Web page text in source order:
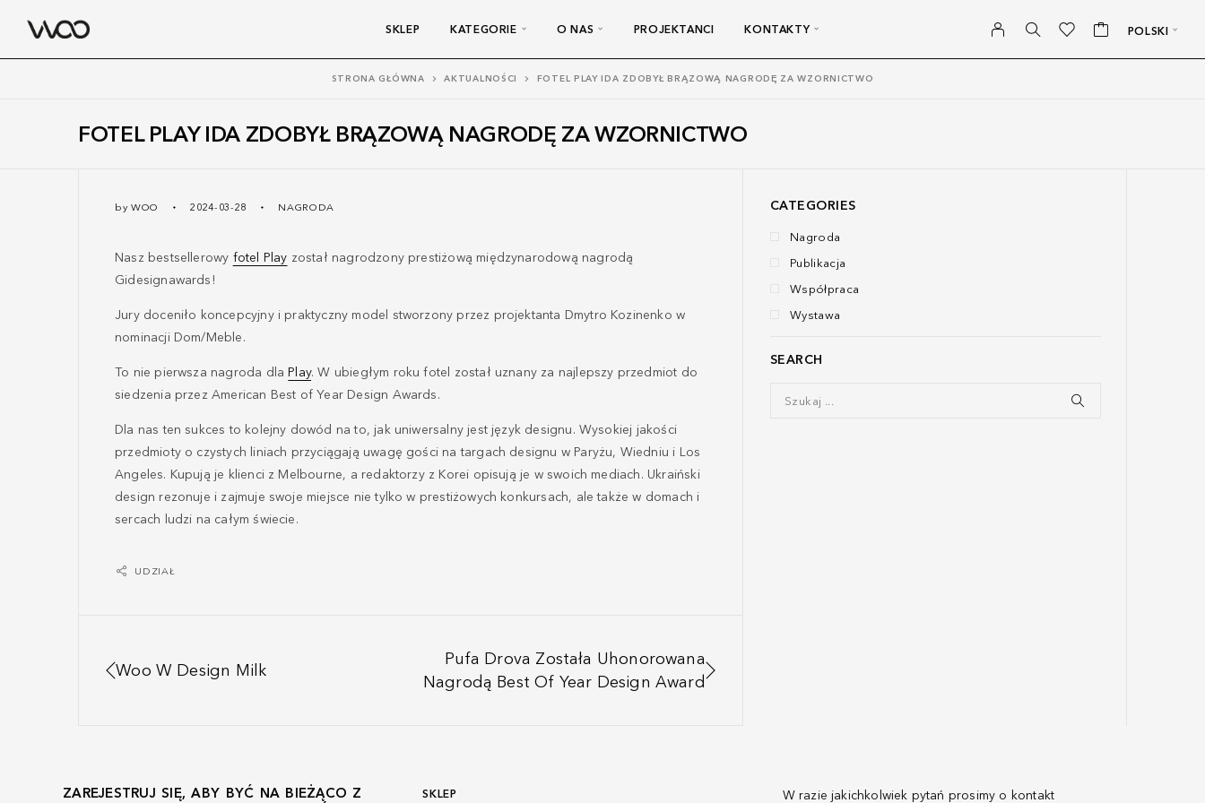
SKLEP KATEGORIE O NAS PROJEKTANCI KONTAKTY POLSKI
STRONA GŁÓWNA AKTUALNOŚCI FOTEL PLAY IDA ZDOBYŁ BRĄZOWĄ NAGRODĘ ZA WZORNICTWO
FOTEL PLAY IDA ZDOBYŁ BRĄZOWĄ NAGRODĘ ZA WZORNICTWO
by WOO 2024-03-28 NAGRODA
Nasz bestsellerowy fotel Play został nagrodzony prestiżową międzynarodową nagrodą
Gidesignawards!
Jury doceniło koncepcyjny i praktyczny model stworzony przez projektanta Dmytro Kozinenko w
nominacji Dom/Meble.
To nie pierwsza nagroda dla Play. W ubiegłym roku fotel został uznany za najlepszy przedmiot do
siedzenia przez American Best of Year Design Awards.
Dla nas ten sukces to kolejny dowód na to, jak uniwersalny jest język designu. Wysokiej jakości
przedmioty o czystych liniach przyciągają uwagę gości na targach designu w Paryżu, Wiedniu i Los
Angeles. Kupują je klienci z Melbourne, a redaktorzy z Korei opisują je w swoich mediach. Ukraiński
design rezonuje i zajmuje swoje miejsce nie tylko w prestiżowych konkursach, ale także w domach i
sercach ludzi na całym świecie.
UDZIAŁ
Woo W Design Milk
Pufa Drova Została Uhonorowana
Nagrodą Best Of Year Design Award
CATEGORIES
Nagroda
Publikacja
Współpraca
Wystawa
SEARCH
ZAREJESTRUJ SIĘ, ABY BYĆ NA BIEŻĄCO Z
SKLEP W razie jakichkolwiek pytań prosimy o kontakt